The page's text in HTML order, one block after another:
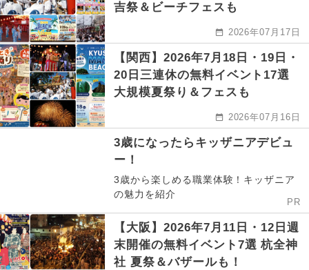
吉祭＆ビーチフェスも
2026年07月17日
【関西】2026年7月18日・19日・
20日三連休の無料イベント17選
大規模夏祭り＆フェスも
2026年07月16日
3歳になったらキッザニアデビュ
ー！
3歳から楽しめる職業体験！キッザニア
の魅力を紹介
PR
【大阪】2026年7月11日・12日週
末開催の無料イベント7選 杭全神
社 夏祭＆バザールも！